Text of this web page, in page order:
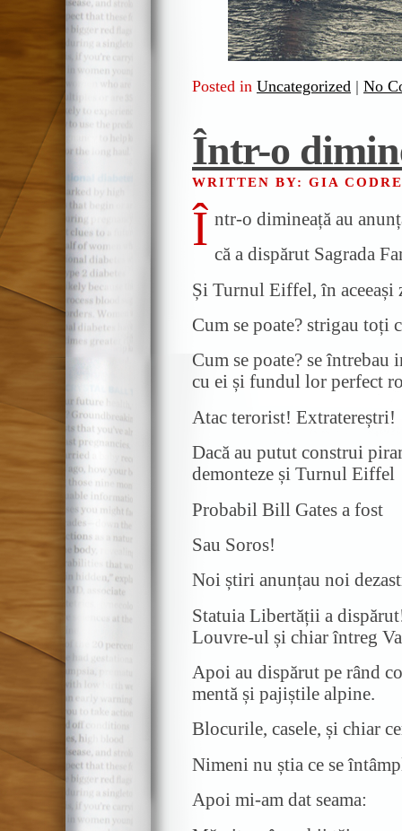
Posted in Uncategorized | No
Într-o
WRITTEN BY: GIA
Î ntr-o dimineață au
că a dispărut Sagrada
Și Turnul Eiffel, în aceeași
Cum se poate? strigau toți
Cum se poate? se
cu ei și fundul lor perfect
Atac terorist! Extratereștri!
Dacă au putut construi
demonteze și Turnul Eiffel
Probabil Bill Gates a fost
Sau Soros!
Noi știri anunțau noi
Statuia Libertății a
Louvre-ul și chiar întreg
Apoi au dispărut pe rând
mentă și pajiștile alpine.
Blocurile, casele, și chiar
Nimeni nu știa ce se
Apoi mi-am dat seama: